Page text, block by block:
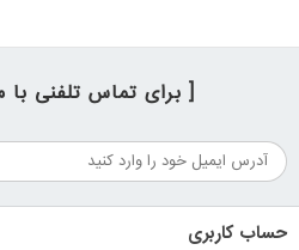
[ برای تماس تلفنی با
حساب کاربری